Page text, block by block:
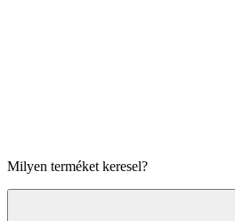
Milyen terméket keresel?